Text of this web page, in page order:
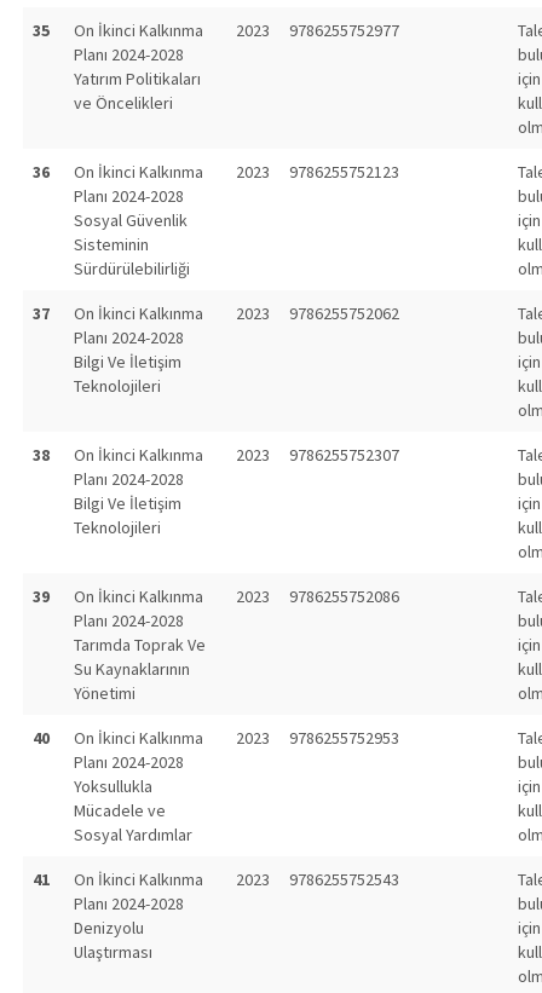
35
On İkinci Kalkınma
Planı 2024-2028
Yatırım Politikaları
ve Öncelikleri
2023 9786255752977
36
On İkinci Kalkınma
Planı 2024-2028
Sosyal Güvenlik
Sisteminin
Sürdürülebilirliği
2023 9786255752123
37
On İkinci Kalkınma
Planı 2024-2028
Bilgi Ve İletişim
Teknolojileri
2023 9786255752062
38
On İkinci Kalkınma
Planı 2024-2028
Bilgi Ve İletişim
Teknolojileri
2023 9786255752307
39
On İkinci Kalkınma
Planı 2024-2028
Tarımda Toprak Ve
Su Kaynaklarının
Yönetimi
2023 9786255752086
40
On İkinci Kalkınma
Planı 2024-2028
Yoksullukla
Mücadele ve
Sosyal Yardımlar
2023 9786255752953
41
On İkinci Kalkınma
Planı 2024-2028
Denizyolu
Ulaştırması
2023 9786255752543